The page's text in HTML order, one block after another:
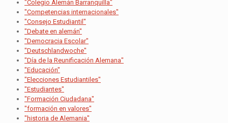
"Colegio Alemán Barranquilla"
"Competencias internacionales"
"Consejo Estudiantil"
"Debate en alemán"
"Democracia Escolar"
"Deutschlandwoche"
"Día de la Reunificación Alemana"
"Educación"
"Elecciones Estudiantiles"
"Estudiantes"
"Formación Ciudadana"
"formación en valores"
"historia de Alemania"